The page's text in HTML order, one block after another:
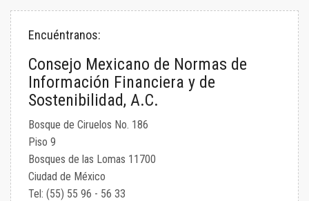
Encuéntranos:
Consejo Mexicano de Normas de
Información Financiera y de
Sostenibilidad, A.C.
Bosque de Ciruelos No. 186
Piso 9
Bosques de las Lomas 11700
Ciudad de México
Tel: (55) 55 96 - 56 33